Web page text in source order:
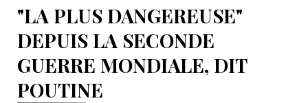
"LA PLUS DANGEREUSE"
DEPUIS LA SECONDE
GUERRE MONDIALE, DIT
POUTINE